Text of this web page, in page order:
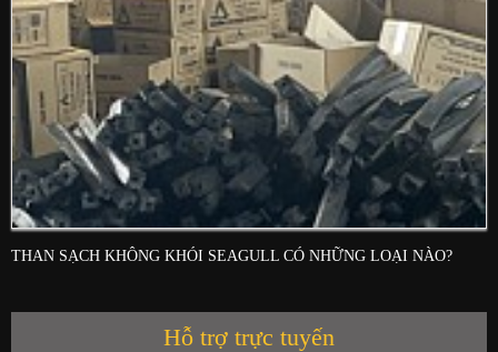
THAN SẠCH KHÔNG KHÓI SEAGULL CÓ NHỮNG LOẠI NÀO?
Hỗ trợ trực tuyến